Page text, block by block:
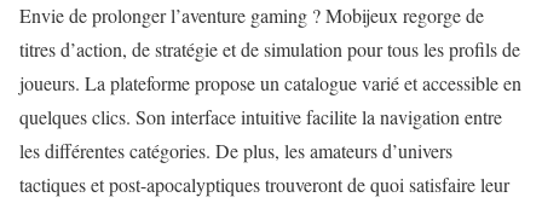
Envie de prolonger l’aventure gaming ? Mobijeux regorge de
titres d’action, de stratégie et de simulation pour tous les profils de
joueurs. La plateforme propose un catalogue varié et accessible en
quelques clics. Son interface intuitive facilite la navigation entre
les différentes catégories. De plus, les amateurs d’univers
tactiques et post-apocalyptiques trouveront de quoi satisfaire leur